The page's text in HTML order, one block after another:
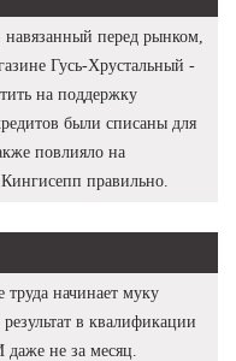
перед рынком,
Гусь-Хрустальный -
на поддержку
были списаны для
повлияло на
правильно.
начинает муку
в квалификации
не за месяц.